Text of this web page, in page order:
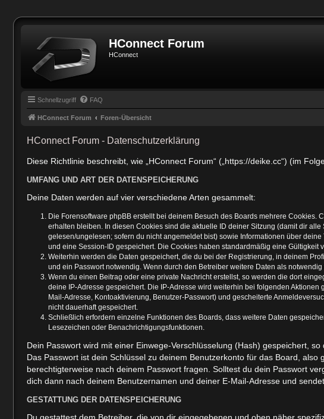
HConnect Forum
HConnect
Schnellzugriff FAQ
HConnect Forum Foren-Übersicht
HConnect Forum - Datenschutzerklärung
Diese Richtlinie beschreibt, wie „HConnect Forum“ („https://deike.cc“) (im
UMFANG UND ART DER DATENSPEICHERUNG
Deine Daten werden auf vier verschiedene Arten gesammelt:
Die Forensoftware phpBB erstellt bei deinem Besuch des Boards mehrere
erhalten bleiben. In diesen Cookies sind die aktuelle ID deiner Sitzung (damit dir
gelesen/ungelesen; sofern du nicht angemeldet bist) sowie Informationen über
und eine Session-ID gespeichert. Die Cookies haben standardmäßig eine Gültigkeit
Weiterhin werden die Daten gespeichert, die du bei der Registrierung, in deinem
und ein Passwort notwendig. Wenn durch den Betreiber weitere Daten als
Wenn du einen Beitrag oder eine private Nachricht erstellst, so werden die dort
deine IP-Adresse gespeichert. Die IP-Adresse wird weiterhin bei folgenden
Mail-Adresse, Kontoaktivierung, Benutzer-Passwort) und gescheiterte
nicht dauerhaft gespeichert.
Schließlich erfordern einzelne Funktionen des Boards, dass weitere Daten
Lesezeichen oder Benachrichtigungsfunktionen.
Dein Passwort wird mit einer Einwege-Verschlüsselung (Hash) gespeichert,
Das Passwort ist dein Schlüssel zu deinem Benutzerkonto für das Board,
berechtigterweise nach deinem Passwort fragen. Solltest du dein Passwort
dich dann nach deinem Benutzernamen und deiner E-Mail-Adresse und
GESTATTUNG DER DATENSPEICHERUNG
Du gestattest dem Betreiber, die von dir eingegebenen und oben näher